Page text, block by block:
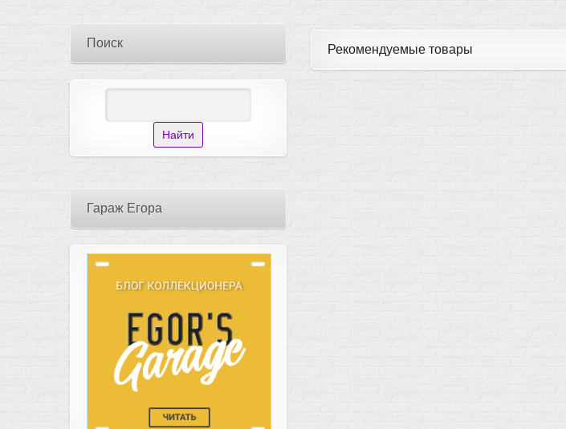
Рекомендуемые товары
Поиск
Гараж Егора